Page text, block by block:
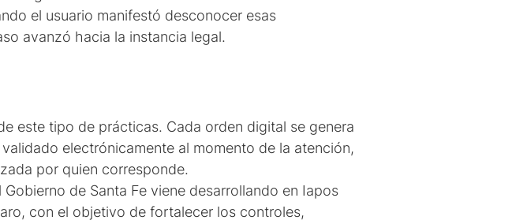
el usuario manifestó desconocer esas
avanzó hacia la instancia legal.
este tipo de prácticas. Cada orden digital se genera
electrónicamente al momento de la atención,
por quien corresponde.
de Santa Fe viene desarrollando en Iapos
con el objetivo de fortalecer los controles,